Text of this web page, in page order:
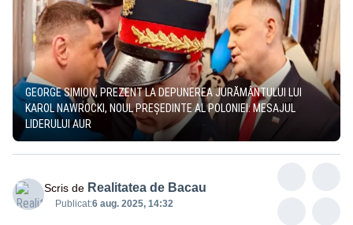
GEORGE SIMION, PREZENT LA DEPUNEREA JURĂMÂNTULUI LUI
KAROL NAWROCKI, NOUL PREȘEDINTE AL POLONIEI: MESAJUL
LIDERULUI AUR
Scris de Realitatea de Bacau
Publicat:6 aug. 2025, 14:32